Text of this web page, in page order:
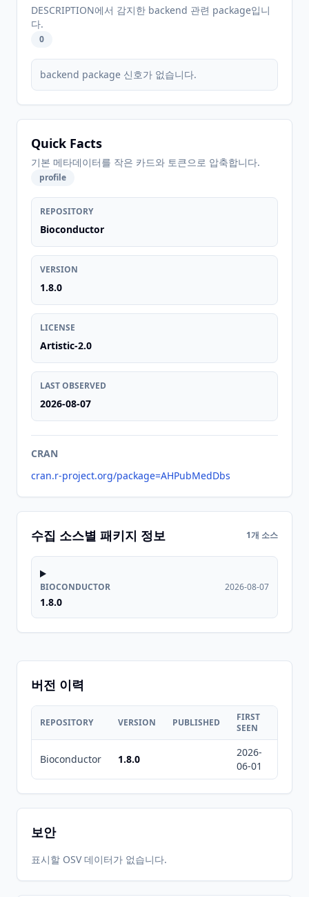
DESCRIPTION에서 감지한 backend 관련 package입니
다.
0
backend package 신호가 없습니다.
Quick Facts
기본 메타데이터를 작은 카드와 토큰으로 압축합니다.
profile
REPOSITORY
Bioconductor
VERSION
1.8.0
LICENSE
Artistic-2.0
LAST OBSERVED
2026-08-07
CRAN
cran.r-project.org/package=AHPubMedDbs
수집 소스별 패키지 정보 1개 소스
BIOCONDUCTOR
1.8.0
2026-08-07
버전 이력
REPOSITORY VERSION PUBLISHED
FIRST
SEEN
Bioconductor 1.8.0
2026-
06-01
보안
표시할 OSV 데이터가 없습니다.